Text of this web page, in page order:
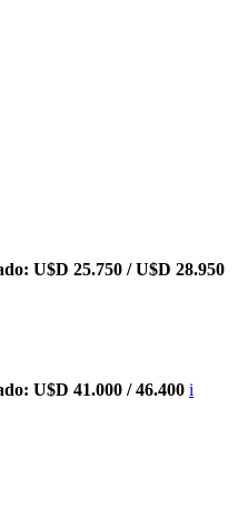
U$D 25.750 / U$D 28.950
U$D 41.000 / 46.400 i